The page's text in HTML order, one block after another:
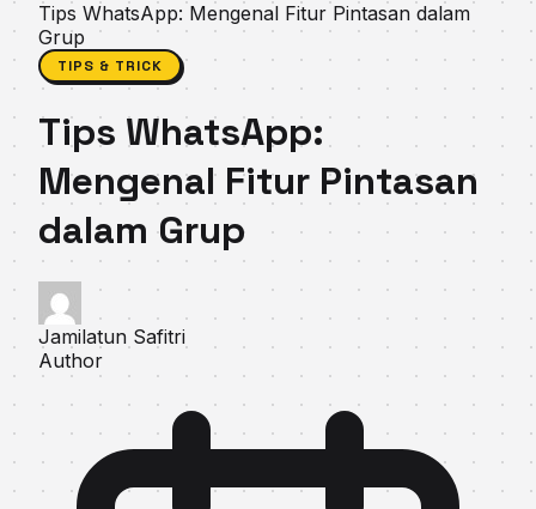
Tips WhatsApp: Mengenal Fitur Pintasan dalam
Grup
TIPS & TRICK
Tips WhatsApp:
Mengenal Fitur Pintasan
dalam Grup
Jamilatun Safitri
Author